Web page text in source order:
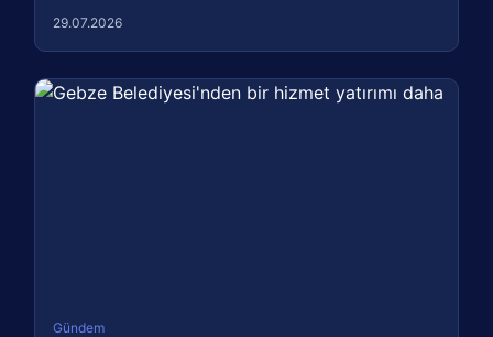
29.07.2026
Gündem